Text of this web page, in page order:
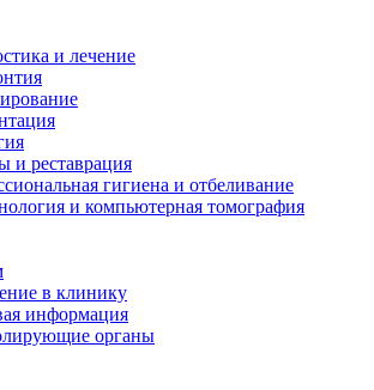
и лечение
и реставрация
гигиена и отбеливание
и компьютерная томография
в клинику
информация
органы